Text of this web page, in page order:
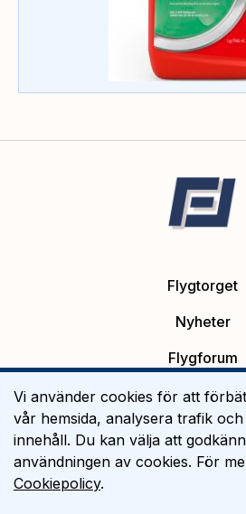
Flygtorget
Nyheter
Flygforum
Flygutbildning
Om
Vi använder cookies för att
vår hemsida, analysera trafik
innehåll. Du kan välja att
användningen av cookies. För
Cookiepolicy.